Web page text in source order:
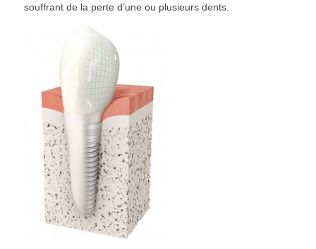
souffrant de la perte d’une ou plusieurs dents.
Implant dentaire
Royat-
Chamalières